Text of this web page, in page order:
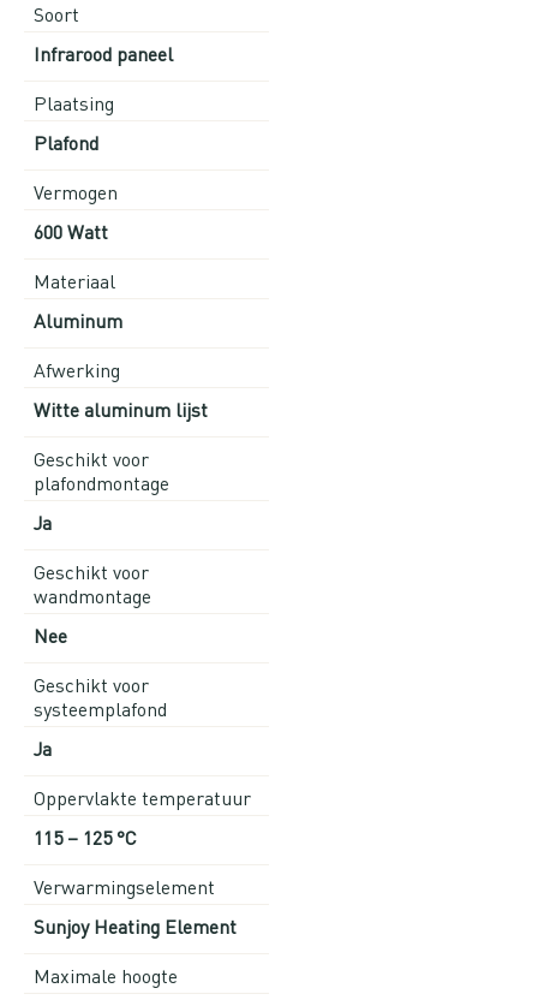
Soort
Infrarood paneel
Plaatsing
Plafond
Vermogen
600 Watt
Materiaal
Aluminum
Afwerking
Witte aluminum lijst
Geschikt voor
plafondmontage
Ja
Geschikt voor
wandmontage
Nee
Geschikt voor
systeemplafond
Ja
Oppervlakte temperatuur
115 – 125 °C
Verwarmingselement
Sunjoy Heating Element
Maximale hoogte